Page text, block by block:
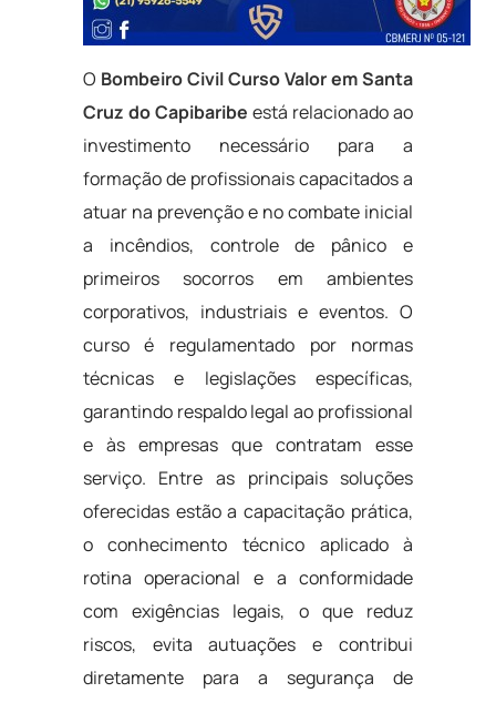
O Bombeiro Civil Curso Valor em Santa
Cruz do Capibaribe está relacionado ao
investimento necessário para a
formação de profissionais capacitados a
atuar na prevenção e no combate inicial
a incêndios, controle de pânico e
primeiros socorros em ambientes
corporativos, industriais e eventos. O
curso é regulamentado por normas
técnicas e legislações específicas,
garantindo respaldo legal ao profissional
e às empresas que contratam esse
serviço. Entre as principais soluções
oferecidas estão a capacitação prática,
o conhecimento técnico aplicado à
rotina operacional e a conformidade
com exigências legais, o que reduz
riscos, evita autuações e contribui
diretamente para a segurança de